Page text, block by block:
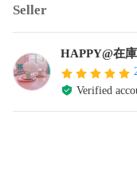
Seller
HAPPY@在
Verified